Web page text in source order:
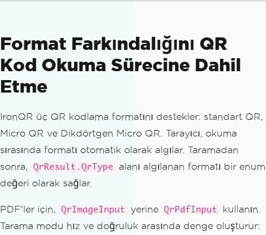
Format Farkındalığını QR
Kod Okuma Sürecine Dahil
Etme
IronQR üç QR kodlama formatını destekler: standart QR,
Micro QR ve Dikdörtgen Micro QR. Tarayıcı, okuma
sırasında formatı otomatik olarak algılar. Taramadan
sonra,
QrResult.QrType
alanı algılanan formatı bir enum
değeri olarak sağlar.
PDF'ler için, QrImageInput yerine QrPdfInput
kullanın.
Tarama modu hız ve doğruluk arasında denge oluşturur: